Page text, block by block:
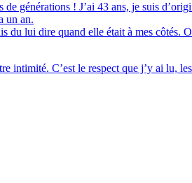
générations ! J’ai 43 ans, je suis
un an.
du lui dire quand elle était à mes côtés.
intimité. C’est le respect que j’y ai lu,